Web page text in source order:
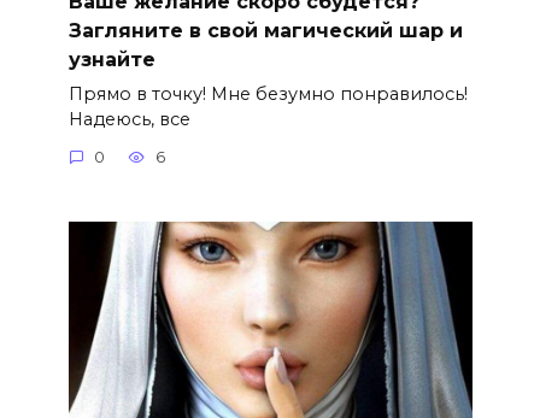
Загляните в свой магический шар и
узнайте
Прямо в точку! Мне безумно понравилось!
Надеюсь, все
0 6